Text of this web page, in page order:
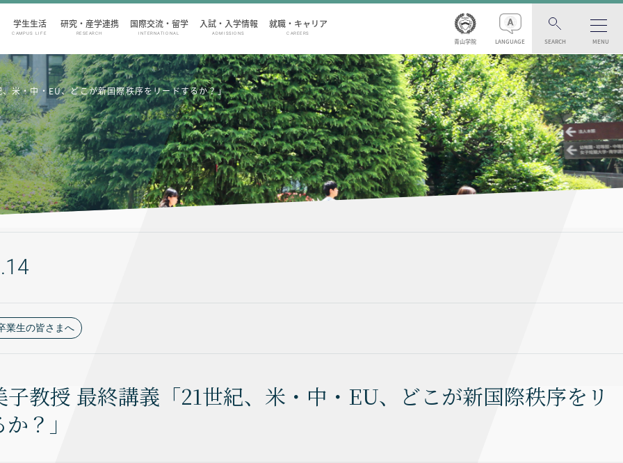
学生生活
CAMPUS LIFE
研究・産学連携
RESEARCH
国際交流・留学
INTERNATIONAL
入試・入学情報
ADMISSIONS
就職・キャリア
CAREERS
青山学院 LANGUAGE SEARCH MENU
米・中・EU、どこが新国際秩序をリードするか？」
業生の皆さまへ
子教授 最終講義「21世紀、米・中・EU、どこが新国際秩序をリ
？」